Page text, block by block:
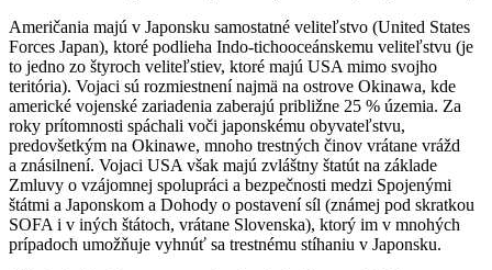
Američania majú v Japonsku samostatné veliteľstvo (United States
Forces Japan), ktoré podlieha Indo-tichooceánskemu veliteľstvu (je
to jedno zo štyroch veliteľstiev, ktoré majú USA mimo svojho
teritória). Vojaci sú rozmiestnení najmä na ostrove Okinawa, kde
americké vojenské zariadenia zaberajú približne 25 % územia. Za
roky prítomnosti spáchali voči japonskému obyvateľstvu,
predovšetkým na Okinawe, mnoho trestných činov vrátane vrážd
a znásilnení. Vojaci USA však majú zvláštny štatút na základe
Zmluvy o vzájomnej spolupráci a bezpečnosti medzi Spojenými
štátmi a Japonskom a Dohody o postavení síl (známej pod skratkou
SOFA i v iných štátoch, vrátane Slovenska), ktorý im v mnohých
prípadoch umožňuje vyhnúť sa trestnému stíhaniu v Japonsku.